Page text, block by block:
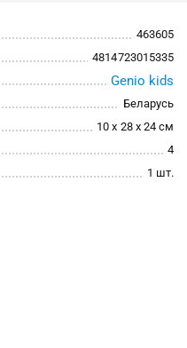
463605
4814723015335
Genio kids
Беларусь
10 x 28 x 24 см
4
1 шт.